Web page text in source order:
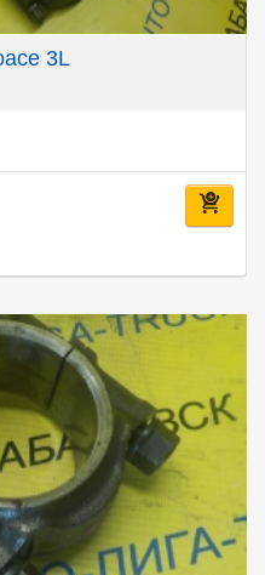
3L